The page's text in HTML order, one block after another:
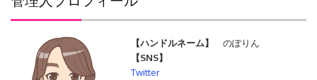
【ハンドルネーム】
のぽりん
【SNS】
Twitter